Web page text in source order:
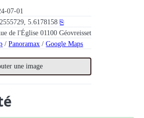
07-01
5.6178158 ⎘
de l'Église 01100 Géovreisset
/Panoramax /Google Maps
une image